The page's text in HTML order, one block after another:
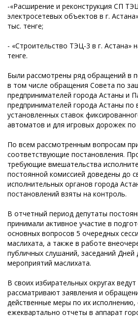
-«Расширение и реконструкция СП
электросетевых объектов в г.
тыс. тенге;
- «Строительство ТЭЦ-3 в г. Астана»
тенге.
Были рассмотрены ряд обращений в
в том числе обращения Совета по
предпринимателей города Астаны и
предпринимателей города Астаны по
установленных ставок
автоматов и для игровых дорожек по
По всем рассмотренным вопросам
соответствующие постановления.
требующие вмешательства
постоянной комиссией доведены до
исполнительных органов города
постановлений взяты на контроль.
В отчетный период депутаты
принимали активное участие в
основных вопросов 5 очередных
маслихата, а также в работе
публичных слушаний, заседаний Дней
мероприятий маслихата.
В своих избирательных округах
рассматривают заявления и
действенные меры по их
ежеквартально отчеты в аппарат